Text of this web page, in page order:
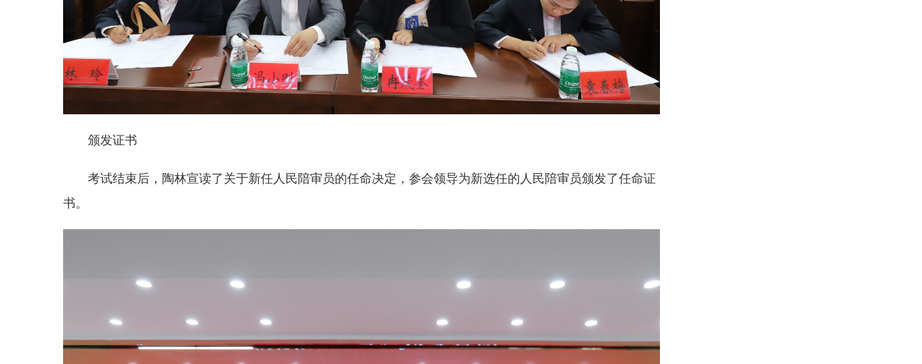
颁发证书
考试结束后，陶林宣读了关于新任人民陪审员的任命决定，参会领导为新选任的人民陪审员颁发了任命证
书。